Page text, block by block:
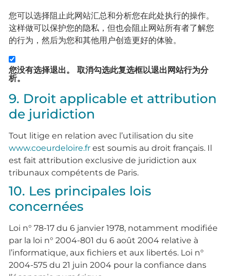
您可以选择阻止此网站汇总和分析您在此处执行的操作。
这样做可以保护您的隐私，但也会阻止网站所有者了解您
的行为，然后为您和其他用户创造更好的体验。
您没有选择退出。 取消勾选此复选框以退出网站行为分
析。
9. Droit applicable et attribution
de juridiction
Tout litige en relation avec l’utilisation du site
www.coeurdeloire.fr est soumis au droit français. Il
est fait attribution exclusive de juridiction aux
tribunaux compétents de Paris.
10. Les principales lois
concernées
Loi n° 78-17 du 6 janvier 1978, notamment modifiée
par la loi n° 2004-801 du 6 août 2004 relative à
l’informatique, aux fichiers et aux libertés. Loi n°
2004-575 du 21 juin 2004 pour la confiance dans